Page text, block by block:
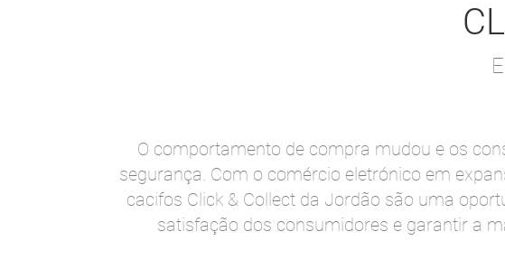
O comportamento de compra mudou e os
segurança. Com o comércio eletrónico em
cacifos Click & Collect da Jordão são uma
satisfação dos consumidores e garantir a